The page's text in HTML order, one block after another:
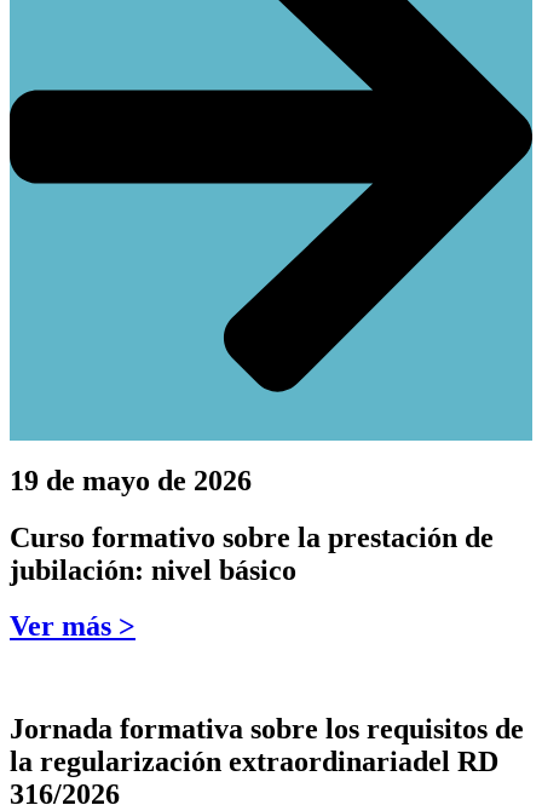
19 de mayo de 2026
Curso formativo sobre la prestación de
jubilación: nivel básico
Ver más >
Jornada formativa sobre los requisitos de
la regularización extraordinariadel RD
316/2026